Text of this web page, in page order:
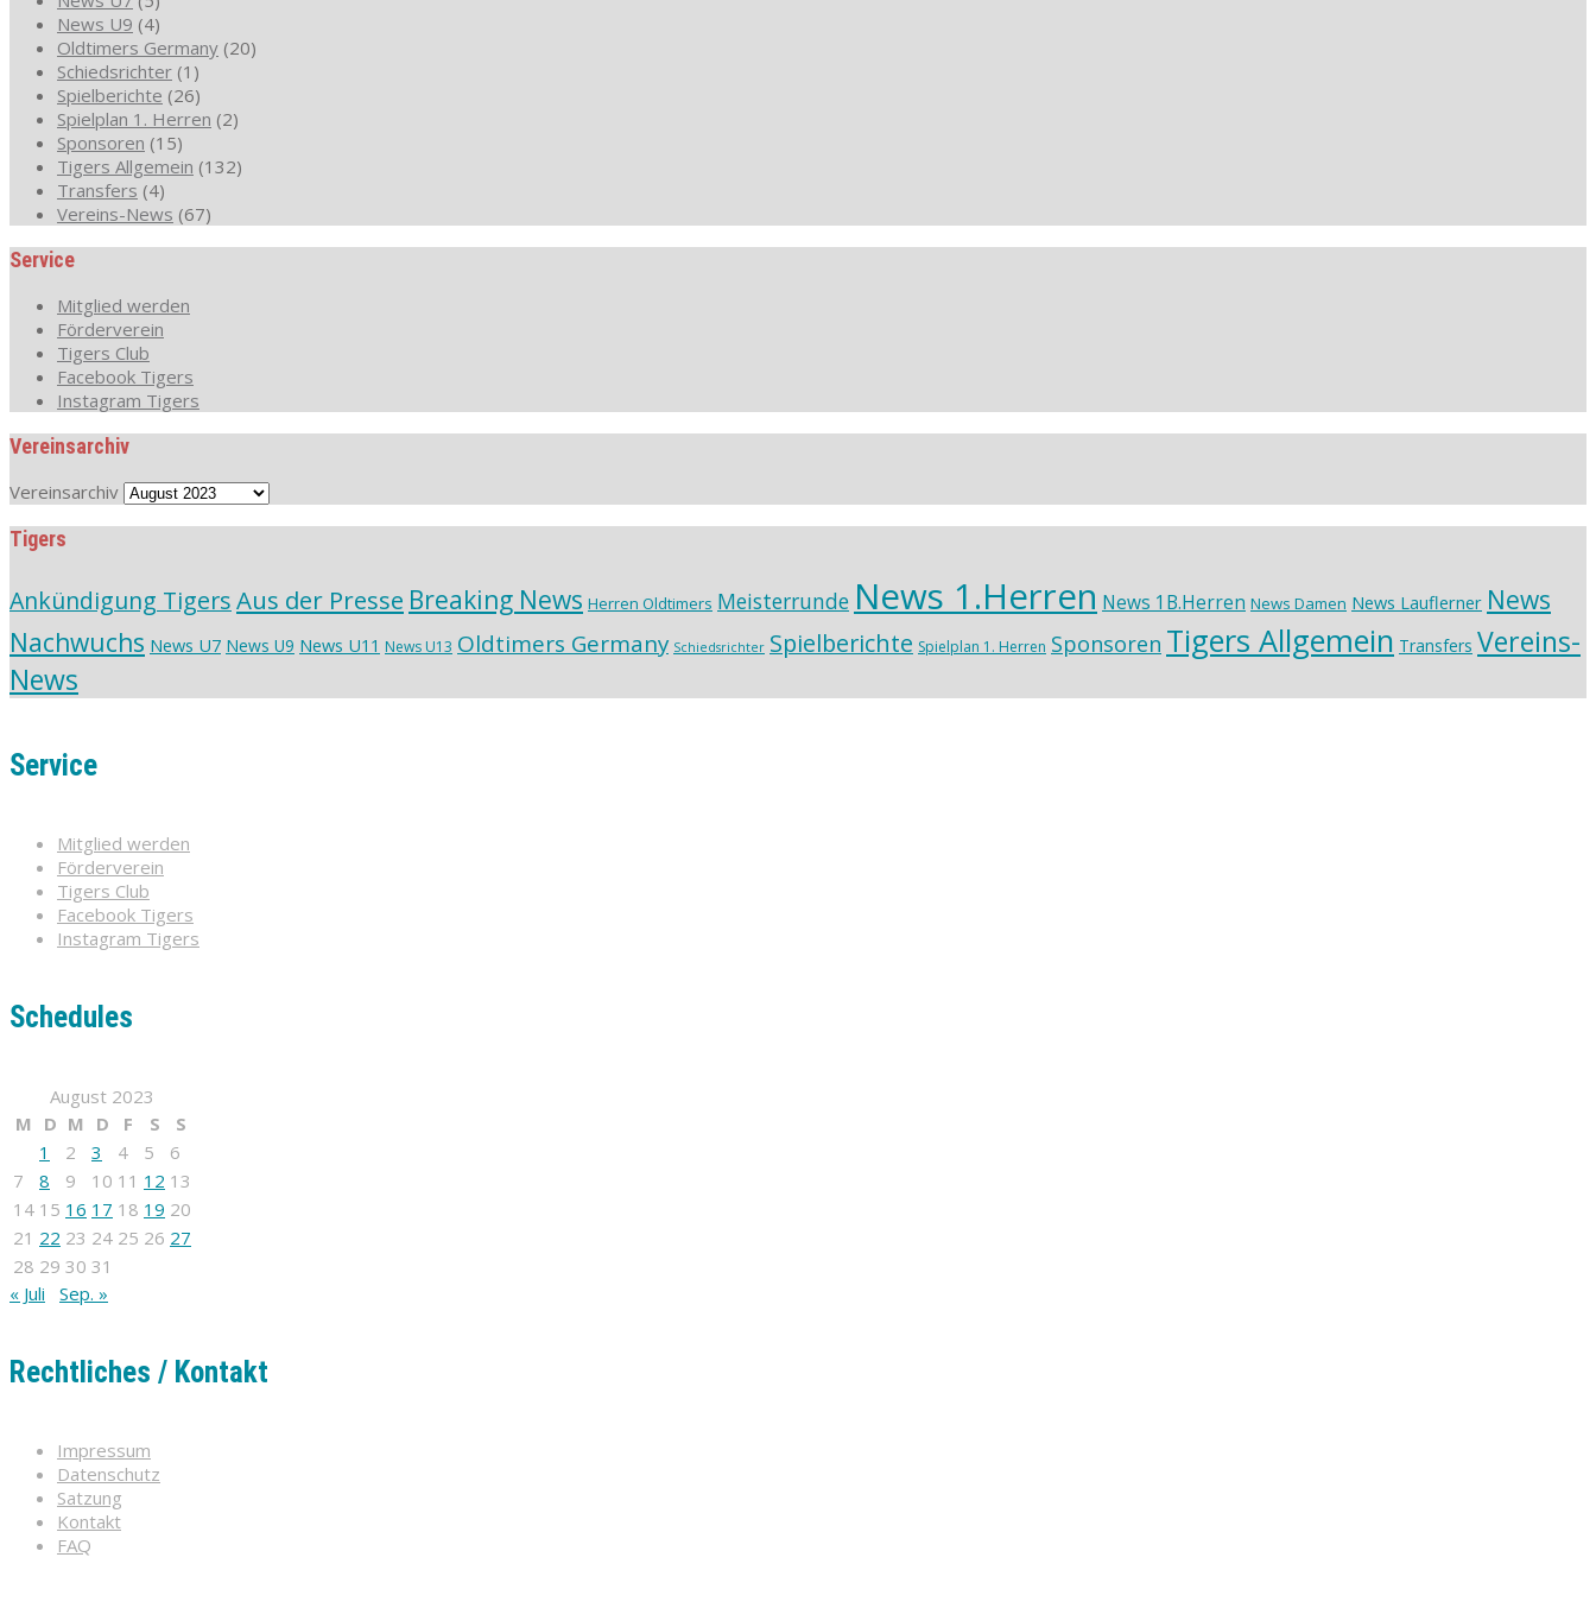
News U9 (4)
Oldtimers Germany (20)
Schiedsrichter (1)
Spielberichte (26)
Spielplan 1. Herren (2)
Sponsoren (15)
Tigers Allgemein (132)
Transfers (4)
Vereins-News (67)
Service
Mitglied werden
Förderverein
Tigers Club
Facebook Tigers
Instagram Tigers
Vereinsarchiv
Vereinsarchiv
Tigers
Ankündigung TigersAus der Presse Breaking News Herren Oldtimers Meisterrunde News 1.Herren News 1B.Herren News Damen News Lauflerner News
Nachwuchs News U7 News U9 News U11 News U13 Oldtimers Germany Schiedsrichter Spielberichte Spielplan 1. Herren Sponsoren Tigers Allgemein Transfers Vereins-
News
Service
Mitglied werden
Förderverein
Tigers Club
Facebook Tigers
Instagram Tigers
Schedules
August 2023
M D M D F S
S
1
2 3 4 5
6
7
8 9 10 11 12 13
14 15 16 17 18 19 20
21 22 23 24 25 26 27
28 29 30 31
« Juli
Sep. »
Rechtliches / Kontakt
Impressum
Datenschutz
Satzung
Kontakt
FAQ